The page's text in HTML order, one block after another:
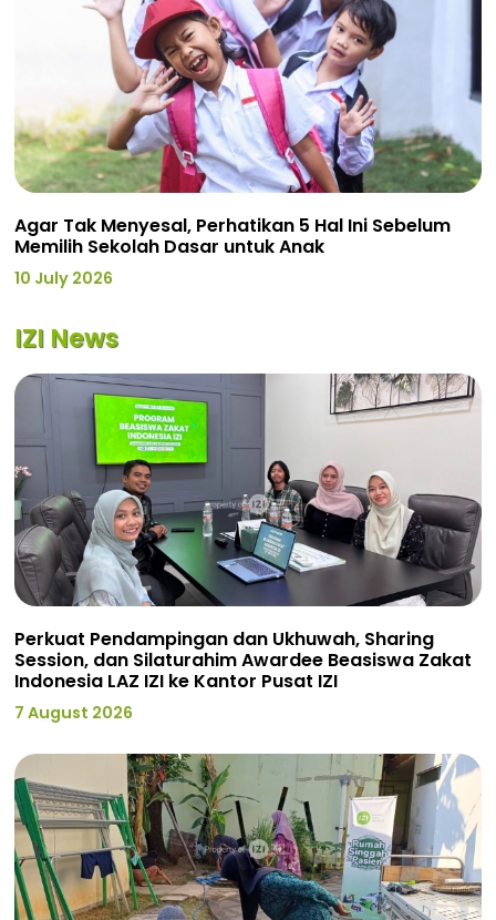
Agar Tak Menyesal, Perhatikan 5 Hal Ini Sebelum
Memilih Sekolah Dasar untuk Anak
10 July 2026
IZI News
Perkuat Pendampingan dan Ukhuwah, Sharing
Session, dan Silaturahim Awardee Beasiswa Zakat
Indonesia LAZ IZI ke Kantor Pusat IZI
7 August 2026